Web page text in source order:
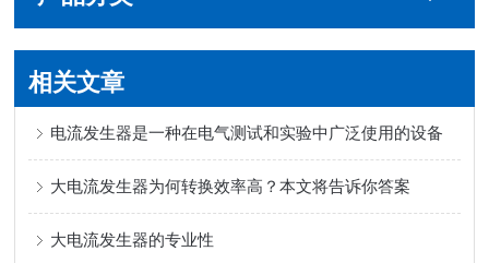
相关文章
电流发生器是一种在电气测试和实验中广泛使用的设备
大电流发生器为何转换效率高？本文将告诉你答案
大电流发生器的专业性